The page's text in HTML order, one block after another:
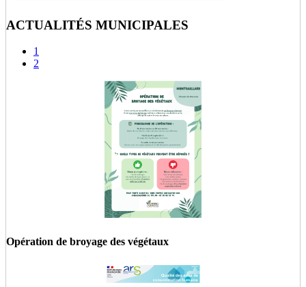
ACTUALITÉS MUNICIPALES
1
2
Opération de broyage des végétaux